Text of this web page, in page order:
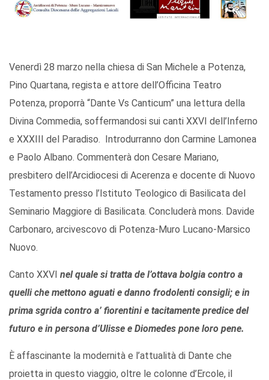
Venerdì 28 marzo nella chiesa di San Michele a Potenza,
Pino Quartana, regista e attore dell’Officina Teatro
Potenza, proporrà “Dante Vs Canticum” una lettura della
Divina Commedia, soffermandosi sui canti XXVI dell’Inferno
e XXXIII del Paradiso. Introdurranno don Carmine Lamonea
e Paolo Albano. Commenterà don Cesare Mariano,
presbitero dell’Arcidiocesi di Acerenza e docente di Nuovo
Testamento presso l’Istituto Teologico di Basilicata del
Seminario Maggiore di Basilicata. Concluderà mons. Davide
Carbonaro, arcivescovo di Potenza-Muro Lucano-Marsico
Nuovo.
Canto XXVI nel quale si tratta de l’ottava bolgia contro a
quelli che mettono aguati e danno frodolenti consigli; e in
prima sgrida contro a’ fiorentini e tacitamente predice del
futuro e in persona d’Ulisse e Diomedes pone loro pene.
È affascinante la modernità e l’attualità di Dante che
proietta in questo viaggio, oltre le colonne d’Ercole, il